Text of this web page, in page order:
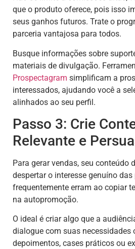
que o produto oferece, pois isso
seus ganhos futuros. Trate o
parceria vantajosa para todos.
Busque informações sobre
materiais de divulgação.
Prospectagram simplificam a
interessados, ajudando você a
alinhados ao seu perfil.
Passo 3: Crie
Relevante e
Para gerar vendas, seu conteúdo
despertar o interesse genuíno
frequentemente erram ao copiar
na autopromoção.
O ideal é criar algo que a
dialogue com suas necessidades
depoimentos, cases práticos ou